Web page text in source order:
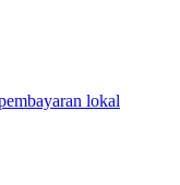
lokal